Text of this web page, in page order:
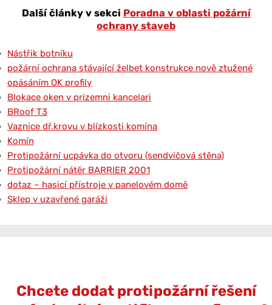
Další články v sekci Poradna v oblasti požární
ochrany staveb
Nástřik botníku
požární ochrana stávající želbet konstrukce nově ztužené
opásáním OK profily
Blokace oken v prizemni kancelari
BRoof T3
Vaznice dř.krovu v blízkosti komína
Komín
Protipožární ucpávka do otvoru (sendvičová stěna)
Protipožární nátěr BARRIER 2001
dotaz – hasicí přístroje v panelovém domě
Sklep v uzavřené garáži
Chcete dodat protipožární řešení